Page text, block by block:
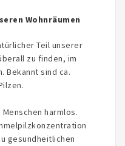
Wohnräumen
Teil unserer
zu finden, im
Bekannt sind ca.
harmlos.
gesundheitlichen